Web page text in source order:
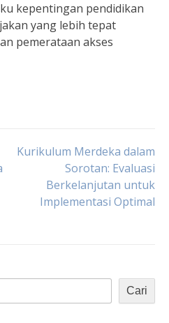
kepentingan pendidikan
yang lebih tepat
pemerataan akses
Kurikulum Merdeka dalam
Sorotan: Evaluasi
Berkelanjutan untuk
Implementasi Optimal
Cari